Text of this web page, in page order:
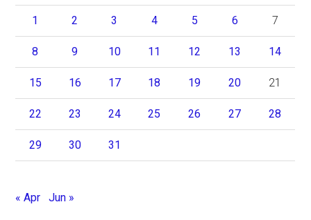
1 2 3 4 5 6 7
8 9 10 11 12 13 14
15 16 17 18 19 20 21
22 23 24 25 26 27 28
29 30 31
« Apr Jun »